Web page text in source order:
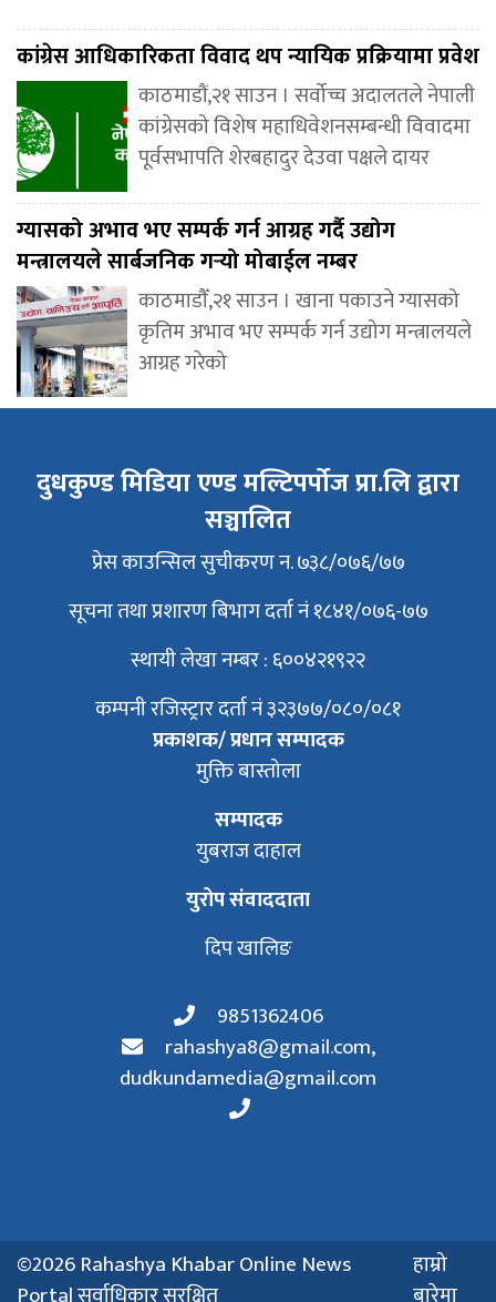
कांग्रेस आधिकारिकता विवाद थप न्यायिक प्रक्रियामा प्रवेश
काठमाडौं,२१ साउन । सर्वोच्च अदालतले नेपाली
कांग्रेसको विशेष महाधिवेशनसम्बन्धी विवादमा
पूर्वसभापति शेरबहादुर देउवा पक्षले दायर
ग्यासको अभाव भए सम्पर्क गर्न आग्रह गर्दै उद्योग
मन्त्रालयले सार्बजनिक गर्‍यो मोबाईल नम्बर
काठमाडौँ,२१ साउन । खाना पकाउने ग्यासको
कृतिम अभाव भए सम्पर्क गर्न उद्योग मन्त्रालयले
आग्रह गरेको
दुधकुण्ड मिडिया एण्ड मल्टिपर्पोज प्रा.लि द्वारा
सञ्चालित
प्रेस काउन्सिल सुचीकरण न. ७३८/०७६/७७
सूचना तथा प्रशारण बिभाग दर्ता नं १८४१/०७६-७७
स्थायी लेखा नम्बर : ६००४२१९२२
कम्पनी रजिस्ट्रार दर्ता नं ३२३७७/०८०/०८१
प्रकाशक/ प्रधान सम्पादक
मुक्ति बास्तोला
सम्पादक
युबराज दाहाल
युरोप संवाददाता
दिप खालिङ
9851362406
rahashya8@gmail.com,
dudkundamedia@gmail.com
©2026 Rahashya Khabar Online News
हाम्रो